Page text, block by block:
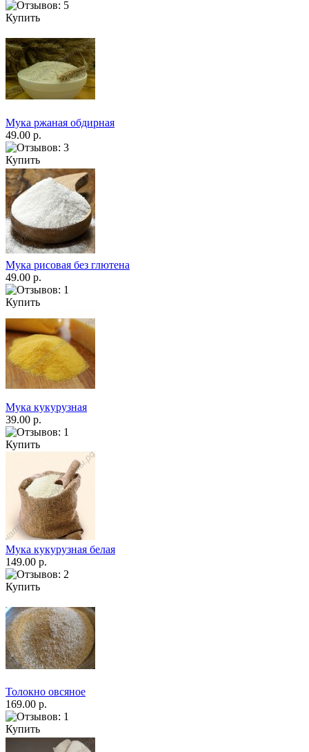
Купить
Мука ржаная обдирная
49.00 р.
Купить
Мука рисовая без глютена
49.00 р.
Купить
Мука кукурузная
39.00 р.
Купить
Мука кукурузная белая
149.00 р.
Купить
Толокно овсяное
169.00 р.
Купить